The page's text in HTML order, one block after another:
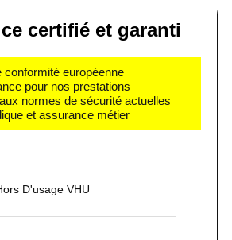
certifié et garanti
conformité européenne
pour nos prestations
normes de sécurité actuelles
et assurance métier
D'usage VHU